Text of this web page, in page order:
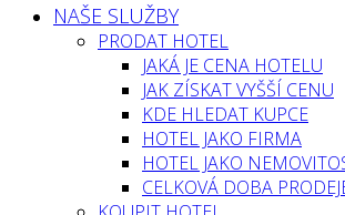
NAŠE SLUŽBY
PRODAT HOTEL
JAKÁ JE CENA HOTELU
JAK ZÍSKAT VYŠŠÍ CENU
KDE HLEDAT KUPCE
HOTEL JAKO FIRMA
HOTEL JAKO
CELKOVÁ DOBA